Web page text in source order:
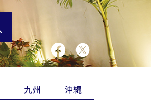
九州 沖縄